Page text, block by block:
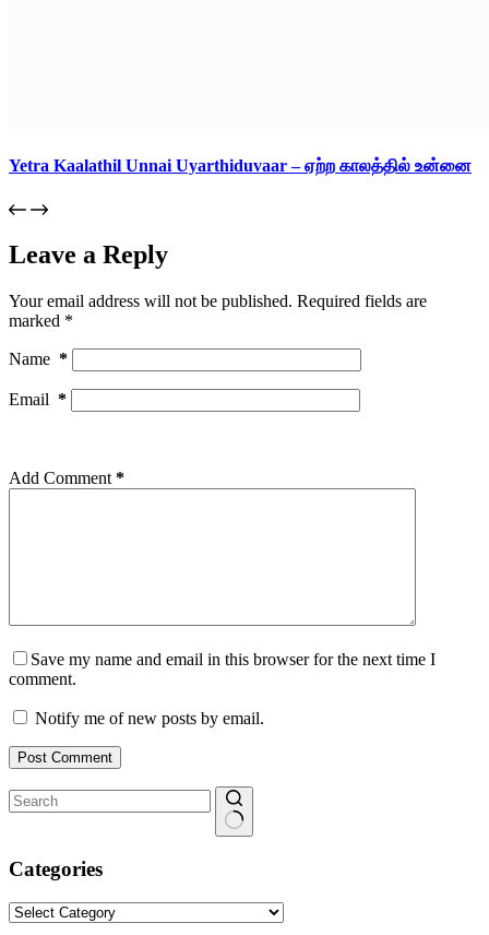
Yetra Kaalathil Unnai Uyarthiduvaar – ஏற்ற காலத்தில் உன்னை
Leave a Reply
Your email address will not be published. Required fields are
marked *
Name *
Email *
Add Comment *
Save my name and email in this browser for the next time I
comment.
Notify me of new posts by email.
Post Comment
results
Categories
Categories